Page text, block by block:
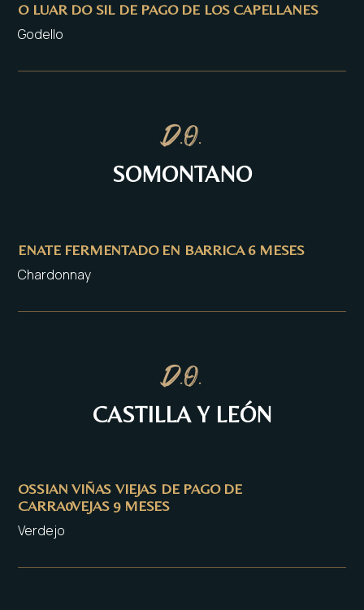
O LUAR DO SIL DE PAGO DE LOS CAPELLANES
Godello
D.O.
SOMONTANO
ENATE FERMENTADO EN BARRICA 6 MESES
Chardonnay
D.O.
CASTILLA Y LEÓN
OSSIAN VIÑAS VIEJAS DE PAGO DE
CARRA0VEJAS 9 MESES
Verdejo